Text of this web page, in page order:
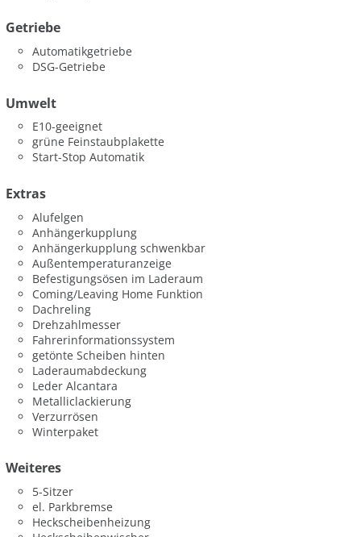
Getriebe
Automatikgetriebe
DSG-Getriebe
Umwelt
E10-geeignet
grüne Feinstaubplakette
Start-Stop Automatik
Extras
Alufelgen
Anhängerkupplung
Anhängerkupplung schwenkbar
Außentemperaturanzeige
Befestigungsösen im Laderaum
Coming/Leaving Home Funktion
Dachreling
Drehzahlmesser
Fahrerinformationssystem
getönte Scheiben hinten
Laderaumabdeckung
Leder Alcantara
Metalliclackierung
Verzurrösen
Winterpaket
Weiteres
5-Sitzer
el. Parkbremse
Heckscheibenheizung